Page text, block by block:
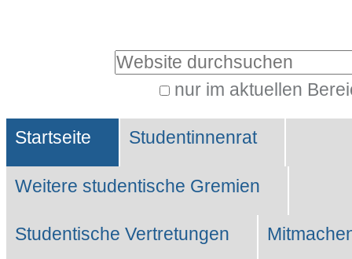
Website durchsuchen
nur im aktuellen
Suche…
Sektionen
Startseite Studentinnenrat
Weitere studentische Gremien
Studentische Vertretungen